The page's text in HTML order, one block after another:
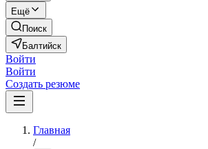
Ещё
Поиск
Балтийск
Войти
Войти
Создать резюме
Главная
/